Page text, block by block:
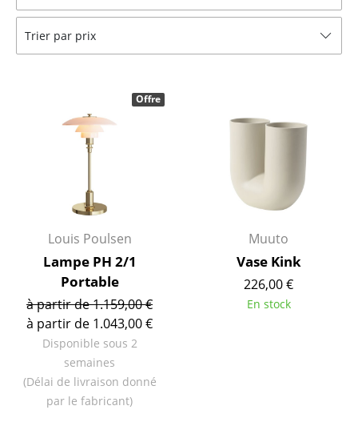
Tabourets
Bancs & Chaises longues
Chaises de jardin
Chaises enfants
Chaises de bureau
Chaises de conférence
Fauteuils de direction
Pièces détachées
... voir tous les sièges
Tables de repas
Trier par prix
Louis Poulsen
Lampe PH 2/1
Portable
à partir de 1.159,00 €
à partir de 1.043,00 €
Disponible sous 2
semaines
(Délai de livraison donné
par le fabricant)
Offre
Muuto
Vase Kink
226,00 €
En stock